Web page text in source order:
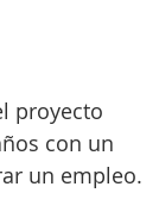
proyecto
con un
un empleo.